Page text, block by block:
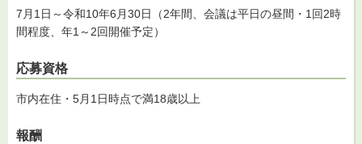
7月1日～令和10年6月30日（2年間、会議は平日の昼間・1回2時
間程度、年1～2回開催予定）
応募資格
市内在住・5月1日時点で満18歳以上
報酬